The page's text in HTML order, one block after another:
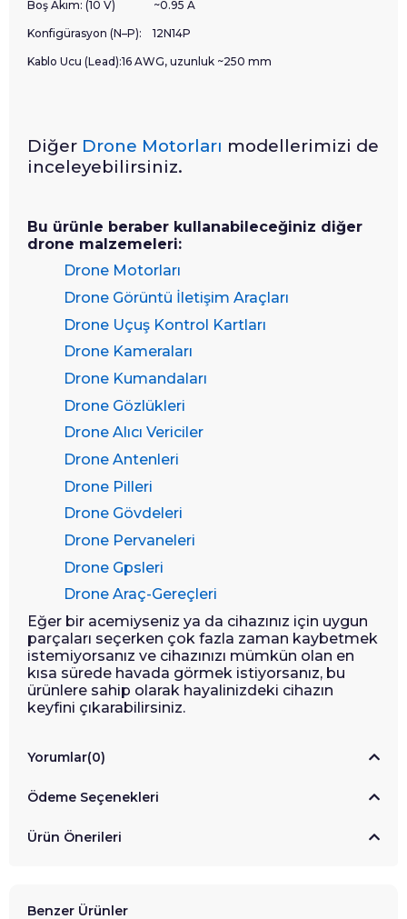
Boş Akım: (10 V) ~0.95 A
Konfigürasyon (N–P): 12N14P
Kablo Ucu (Lead):16 AWG, uzunluk ~250 mm
Diğer Drone Motorları modellerimizi de
inceleyebilirsiniz.
Bu ürünle beraber kullanabileceğiniz diğer
drone malzemeleri:
Drone Motorları
Drone Görüntü İletişim Araçları
Drone Uçuş Kontrol Kartları
Drone Kameraları
Drone Kumandaları
Drone Gözlükleri
Drone Alıcı Vericiler
Drone Antenleri
Drone Pilleri
Drone Gövdeleri
Drone Pervaneleri
Drone Gpsleri
Drone Araç-Gereçleri
Eğer bir acemiyseniz ya da cihazınız için uygun
parçaları seçerken çok fazla zaman kaybetmek
istemiyorsanız ve cihazınızı mümkün olan en
kısa sürede havada görmek istiyorsanız, bu
ürünlere sahip olarak hayalinizdeki cihazın
keyfini çıkarabilirsiniz.
Yorumlar(0)
Ödeme Seçenekleri
Ürün Önerileri
Benzer Ürünler